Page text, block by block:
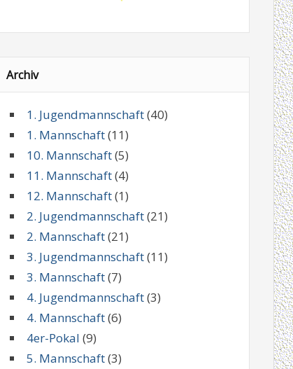
Archiv
1. Jugendmannschaft(40)
1. Mannschaft(11)
10. Mannschaft(5)
11. Mannschaft(4)
12. Mannschaft(1)
2. Jugendmannschaft(21)
2. Mannschaft(21)
3. Jugendmannschaft(11)
3. Mannschaft(7)
4. Jugendmannschaft(3)
4. Mannschaft(6)
4er-Pokal (9)
5. Mannschaft(3)